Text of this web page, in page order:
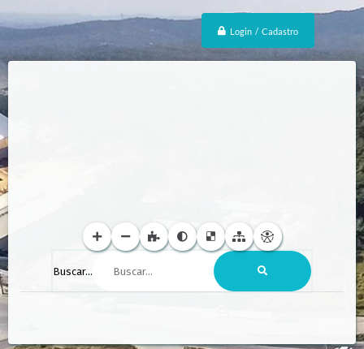
Login / Cadastro
Buscar...